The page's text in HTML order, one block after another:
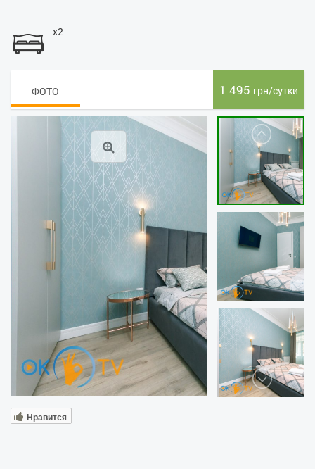
x2
ФОТО 1 495 грн/сутки
Нравится